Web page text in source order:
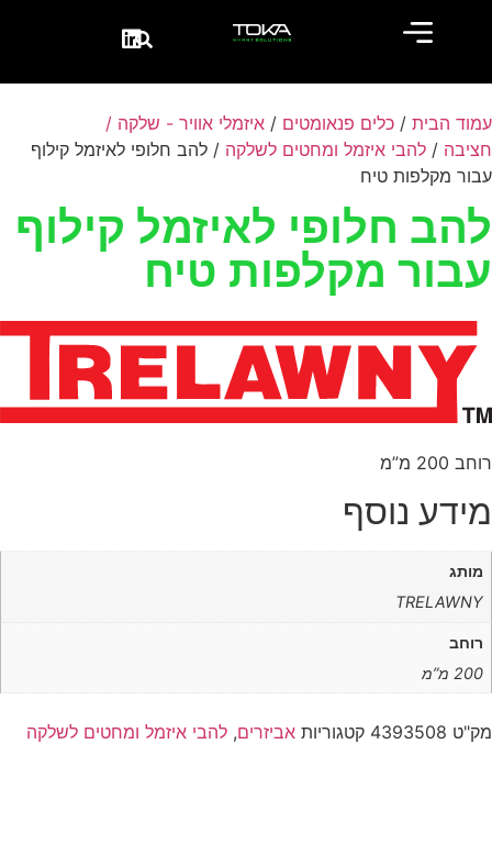
עמוד הבית / כלים פנאומטים / איזמלי אוויר - שלקה /
חציבה / להבי איזמל ומחטים לשלקה
/ להב‭ ‬חלופי‭ ‬לאיזמל‭ ‬קילוף
עבור מקלפות טיח
להב‭ ‬חלופי‭ ‬לאיזמל‭ ‬קילוף
עבור מקלפות טיח
רוחב‭ ‬200‭ ‬מ”מ
מידע נוסף
מותג
TRELAWNY
רוחב
200 מ”מ
מק"ט 4393508 קטגוריות אביזרים, להבי איזמל ומחטים לשלקה